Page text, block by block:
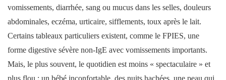
vomissements, diarrhée, sang ou mucus dans les selles, douleurs
abdominales, eczéma, urticaire, sifflements, toux après le lait.
Certains tableaux particuliers existent, comme le FPIES, une
forme digestive sévère non-IgE avec vomissements importants.
Mais, le plus souvent, le quotidien est moins « spectaculaire » et